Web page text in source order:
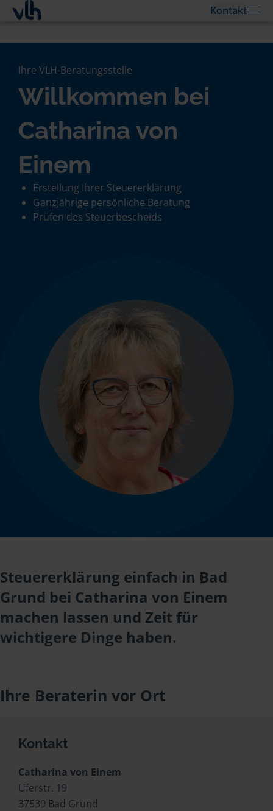
Kontakt
Ihre VLH-Beratungsstelle
Willkommen bei
Catharina von
Einem
Erstellung Ihrer Steuererklärung
Ganzjährige persönliche Beratung
Prüfen des Steuerbescheids
Steuererklärung einfach in Bad
Grund bei Catharina von Einem
machen lassen und Zeit für
wichtigere Dinge haben.
Ihre Beraterin vor Ort
Kontakt
Catharina von Einem
Uferstr. 19
37539 Bad Grund